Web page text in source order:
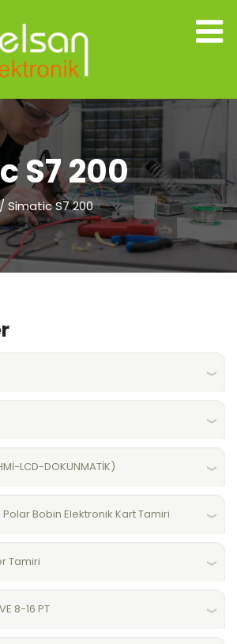
S7 200
Simatic S7 200
LCD-DOKUNMATİK)
Bobin Elektronik Kart Tamiri
Tamiri
8-16 PT